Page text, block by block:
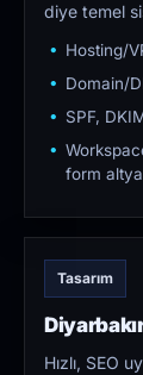
diye temel
Hosting/
Domain/
SPF,
form
Tasarım
Hızlı, SEO